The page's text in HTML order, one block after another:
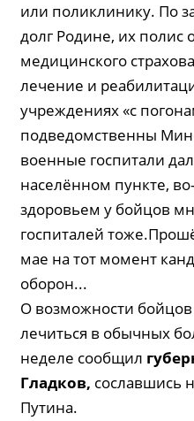
или поликлинику. По
долг Родине, их полис
медицинского
лечение и
учреждениях «с
подведомственны
военные госпитали
населённом пункте,
здоровьем у бойцов
госпиталей
мае на тот момент
оборон...
О возможности
лечиться в обычных
неделе сообщил
Гладков, сославшись
Путина.